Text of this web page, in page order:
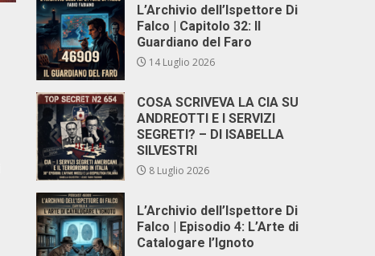
L’Archivio dell’Ispettore Di
Falco | Capitolo 32: Il
Guardiano del Faro
14 Luglio 2026
COSA SCRIVEVA LA CIA SU
ANDREOTTI E I SERVIZI
SEGRETI? – DI ISABELLA
SILVESTRI
8 Luglio 2026
L’Archivio dell’Ispettore Di
Falco | Episodio 4: L’Arte di
Catalogare l’Ignoto